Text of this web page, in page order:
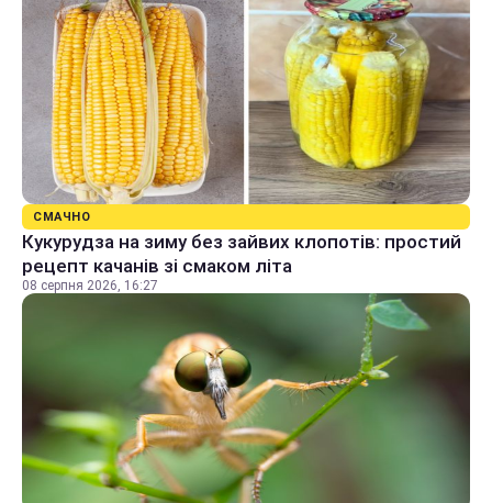
СМАЧНО
Кукурудза на зиму без зайвих клопотів: простий
рецепт качанів зі смаком літа
08 серпня 2026, 16:27